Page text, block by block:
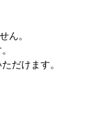
ん。
だけます。